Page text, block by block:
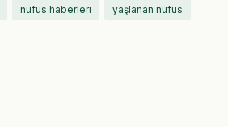
nüfus haberleri yaşlanan nüfus